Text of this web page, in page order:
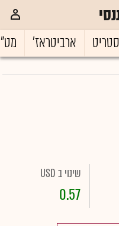
ארביטראז'
שינוי ב USD
0.57